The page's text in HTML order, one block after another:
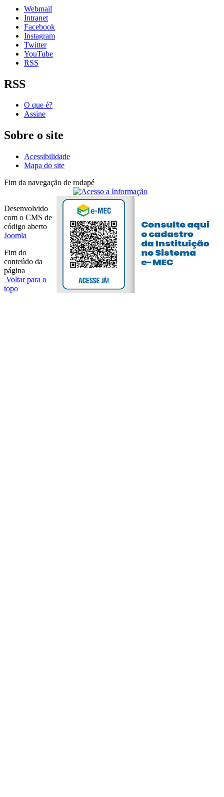
Webmail
Intranet
Facebook
Instagram
Twitter
YouTube
RSS
RSS
O que é?
Assine
Sobre o site
Acessibilidade
Mapa do site
Fim da navegação de rodapé
Desenvolvido
com o CMS de
código aberto
Joomla
Fim do
conteúdo da
página
Voltar para o
topo